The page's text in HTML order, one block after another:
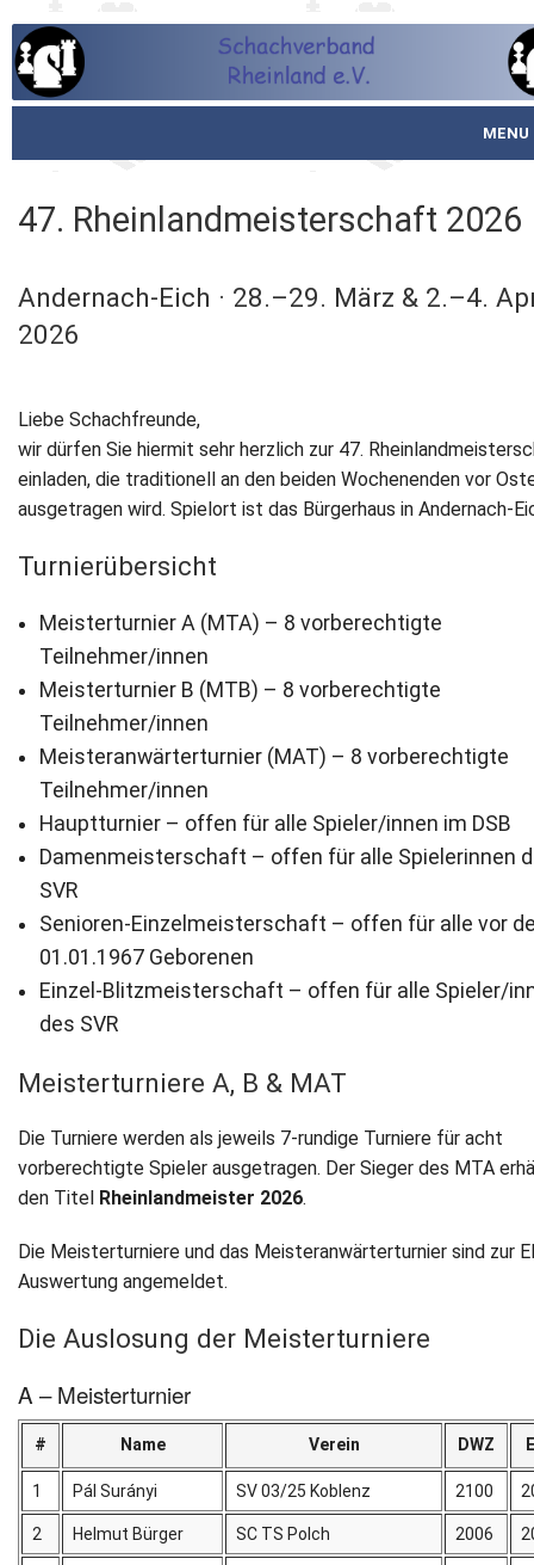
MENU
Spielbetrieb
Meistertafel
Fotos
Service
Newsletter
Kontakt
Impressum
Datenschutz
47. Rheinlandmeisterschaft 2026
Andernach-Eich · 28.–29. März & 2.–4.
2026
Liebe Schachfreunde,
wir dürfen Sie hiermit sehr herzlich zur 47.
einladen, die traditionell an den beiden Wochenenden vor
ausgetragen wird. Spielort ist das Bürgerhaus in Andernach-
Turnierübersicht
Meisterturnier A (MTA) – 8 vorberechtigte
Teilnehmer/innen
Meisterturnier B (MTB) – 8 vorberechtigte
Teilnehmer/innen
Meisteranwärterturnier (MAT) – 8 vorberechtigte
Teilnehmer/innen
Hauptturnier – offen für alle Spieler/innen im DSB
Damenmeisterschaft – offen für alle Spielerinnen
SVR
Senioren-Einzelmeisterschaft – offen für alle vor
01.01.1967 Geborenen
Einzel-Blitzmeisterschaft – offen für alle Spieler/
des SVR
Meisterturniere A, B & MAT
Die Turniere werden als jeweils 7-rundige Turniere für acht
vorberechtigte Spieler ausgetragen. Der Sieger des MTA
den Titel Rheinlandmeister 2026.
Die Meisterturniere und das Meisteranwärterturnier sind zur
Auswertung angemeldet.
Die Auslosung der Meisterturniere
A – Meisterturnier
# Name Verein DWZ
1 Pál Surányi SV 03/25 Koblenz 2100
2 Helmut Bürger SC TS Polch 2006